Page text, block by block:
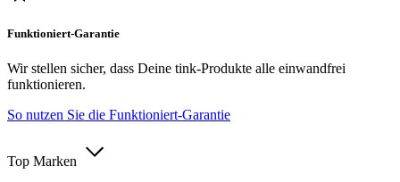
Funktioniert-Garantie
Wir stellen sicher, dass Deine tink-Produkte alle einwandfrei
funktionieren.
So nutzen Sie die Funktioniert-Garantie
Top Marken